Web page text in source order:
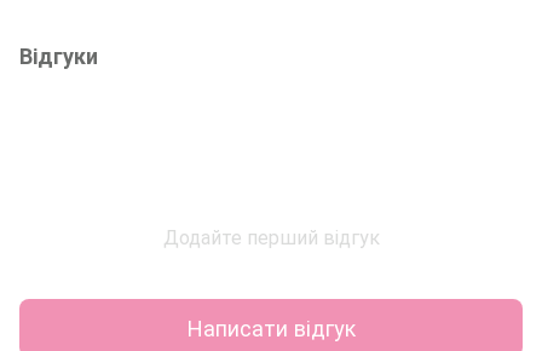
Відгуки
Додайте перший відгук
Написати відгук